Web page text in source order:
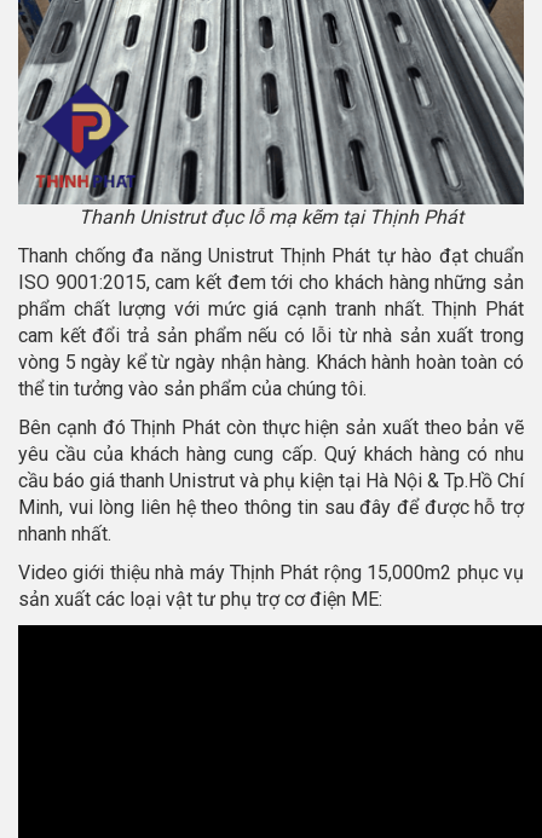
Thanh Unistrut đục lỗ mạ kẽm tại Thịnh Phát
Thanh chống đa năng Unistrut Thịnh Phát tự hào đạt chuẩn
ISO 9001:2015, cam kết đem tới cho khách hàng những sản
phẩm chất lượng với mức giá cạnh tranh nhất. Thịnh Phát
cam kết đổi trả sản phẩm nếu có lỗi từ nhà sản xuất trong
vòng 5 ngày kể từ ngày nhận hàng. Khách hành hoàn toàn có
thể tin tưởng vào sản phẩm của chúng tôi.
Bên cạnh đó Thịnh Phát còn thực hiện sản xuất theo bản vẽ
yêu cầu của khách hàng cung cấp. Quý khách hàng có nhu
cầu báo giá thanh Unistrut và phụ kiện tại Hà Nội & Tp.Hồ Chí
Minh, vui lòng liên hệ theo thông tin sau đây để được hỗ trợ
nhanh nhất.
Video giới thiệu nhà máy Thịnh Phát rộng 15,000m2 phục vụ
sản xuất các loại vật tư phụ trợ cơ điện ME: